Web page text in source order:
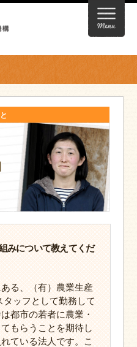
みについて教えてくだ
る、（有）農業生産
ッフとして勤務して
都市の若者に農業・
もらうことを期待し
ている法人です。こ